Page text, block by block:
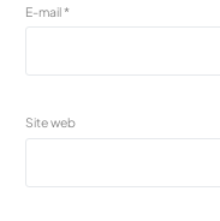
E-mail*
Site web